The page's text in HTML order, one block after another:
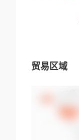
贸易区域